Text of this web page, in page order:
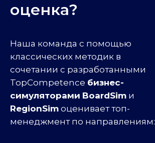
оценка?
Наша команда с помощью
классических методик в
сочетании с разработанными
TopCompetence бизнес-
симуляторами BoardSim и
RegionSim оценивает топ-
менеджмент по направлениям: